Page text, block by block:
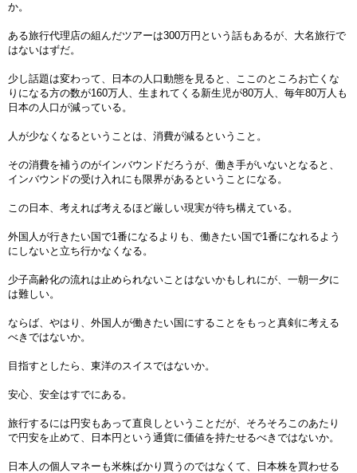
か。
ある旅行代理店の組んだツアーは300万円という話もあるが、大名旅行で
はないはずだ。
少し話題は変わって、日本の人口動態を見ると、ここのところお亡くな
りになる方の数が160万人、生まれてくる新生児が80万人、毎年80万人も
日本の人口が減っている。
人が少なくなるということは、消費が減るということ。
その消費を補うのがインバウンドだろうが、働き手がいないとなると、
インバウンドの受け入れにも限界があるということになる。
この日本、考えれば考えるほど厳しい現実が待ち構えている。
外国人が行きたい国で1番になるよりも、働きたい国で1番になれるよう
にしないと立ち行かなくなる。
少子高齢化の流れは止められないことはないかもしれにが、一朝一夕に
は難しい。
ならば、やはり、外国人が働きたい国にすることをもっと真剣に考える
べきではないか。
目指すとしたら、東洋のスイスではないか。
安心、安全はすでにある。
旅行するには円安もあって直良しということだが、そろそろこのあたり
で円安を止めて、日本円という通貨に価値を持たせるべきではないか。
日本人の個人マネーも米株ばかり買うのではなくて、日本株を買わせる